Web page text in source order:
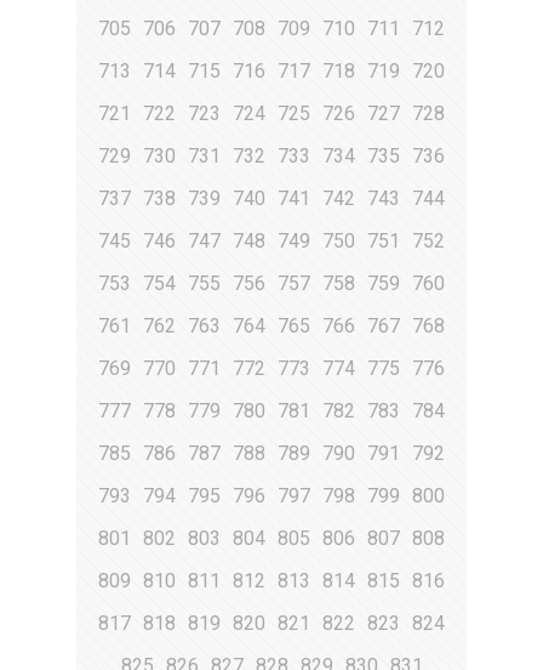
705
706 707 708 709 710 711
712
713
714 715 716 717 718 719
720
721
722 723 724 725 726 727 728
729
730 731 732 733 734 735
736
737 738 739 740 741 742 743
744
745
746 747 748 749 750 751
752
753
754 755 756 757 758 759
760
761
762 763 764 765 766 767 768
769
770 771 772 773 774 775
776
777 778 779 780 781 782 783
784
785
786 787 788 789 790 791
792
793
794 795 796 797 798 799
800
801
802 803 804 805 806 807 808
809
810 811 812 813 814 815
816
817 818 819 820 821 822 823
824